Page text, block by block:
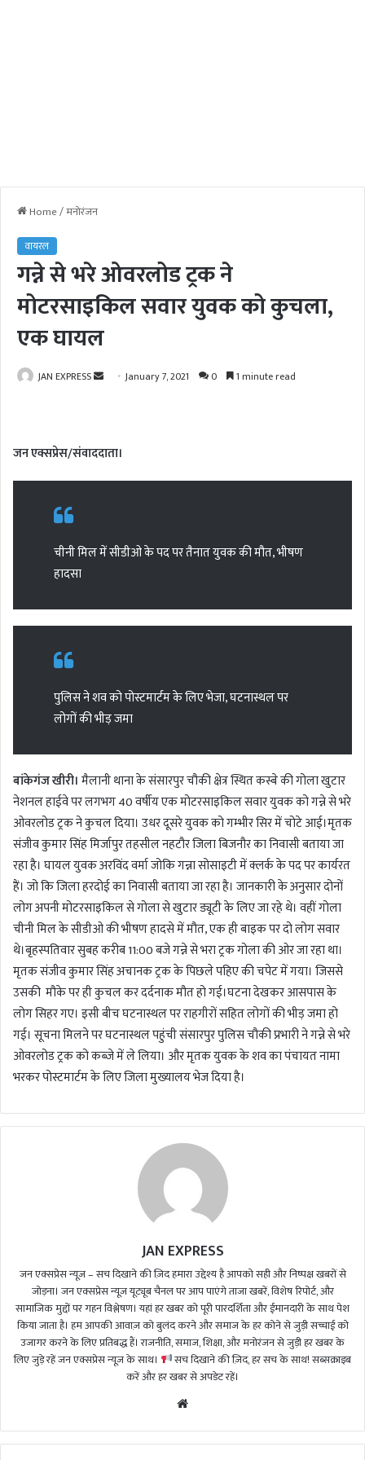
Home/मनोरंजन
वायरल
गन्ने से भरे ओवरलोड ट्रक ने
मोटरसाइकिल सवार युवक को कुचला,
एक घायल
JAN EXPRESS
a
i
January 7, 2021 0 1 minute read
जन एक्सप्रेस/संवाददाता।
चीनी मिल में सीडीओ के पद पर तैनात युवक की मौत, भीषण
हादसा
पुलिस ने शव को पोस्टमार्टम के लिए भेजा, घटनास्थल पर
लोगों की भीड़ जमा
बांकेगंज खीरी। मैलानी थाना के संसारपुर चौकी क्षेत्र स्थित कस्बे की गोला खुटार
नेशनल हाईवे पर लगभग 40 वर्षीय एक मोटरसाइकिल सवार युवक को गन्ने से भरे
ओवरलोड ट्रक ने कुचल दिया। उधर दूसरे युवक को गम्भीर सिर में चोटे आई।मृतक
संजीव कुमार सिंह मिर्जापुर तहसील नहटौर जिला बिजनौर का निवासी बताया जा
रहा है। घायल युवक अरविंद वर्मा जोकि गन्ना सोसाइटी में क्लर्क के पद पर कार्यरत
हैं। जो कि जिला हरदोई का निवासी बताया जा रहा है। जानकारी के अनुसार दोनों
लोग अपनी मोटरसाइकिल से गोला से खुटार ड्यूटी के लिए जा रहे थे। वहीं गोला
चीनी मिल के सीडीओ की भीषण हादसे में मौत, एक ही बाइक पर दो लोग सवार
थे।बृहस्पतिवार सुबह करीब 11:00 बजे गन्ने से भरा ट्रक गोला की ओर जा रहा था।
मृतक संजीव कुमार सिंह अचानक ट्रक के पिछले पहिए की चपेट में गया। जिससे
उसकी मौके पर ही कुचल कर दर्दनाक मौत हो गई।घटना देखकर आसपास के
लोग सिहर गए। इसी बीच घटनास्थल पर राहगीरों सहित लोगों की भीड़ जमा हो
गई। सूचना मिलने पर घटनास्थल पहुंची संसारपुर पुलिस चौकी प्रभारी ने गन्ने से भरे
ओवरलोड ट्रक को कब्जे में ले लिया। और मृतक युवक के शव का पंचायत नामा
भरकर पोस्टमार्टम के लिए जिला मुख्यालय भेज दिया है।
JAN EXPRESS
जन एक्सप्रेस न्यूज़ – सच दिखाने की ज़िद हमारा उद्देश्य है आपको सही और निष्पक्ष खबरों से
जोड़ना। जन एक्सप्रेस न्यूज़ यूट्यूब चैनल पर आप पाएंगे ताजा खबरें, विशेष रिपोर्ट, और
सामाजिक मुद्दों पर गहन विश्लेषण। यहां हर खबर को पूरी पारदर्शिता और ईमानदारी के साथ पेश
किया जाता है। हम आपकी आवाज़ को बुलंद करने और समाज के हर कोने से जुड़ी सच्चाई को
उजागर करने के लिए प्रतिबद्ध हैं। राजनीति, समाज, शिक्षा, और मनोरंजन से जुड़ी हर खबर के
लिए जुड़े रहें जन एक्सप्रेस न्यूज़ के साथ।
सच दिखाने की ज़िद, हर सच के साथ! सब्सक्राइब
करें और हर खबर से अपडेट रहें।
te